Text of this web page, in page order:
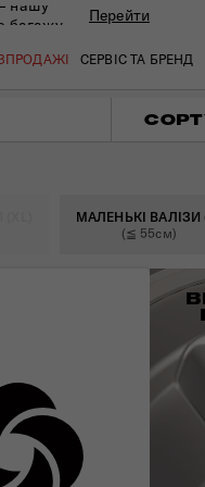
нашу
багажу
Перейти
СЕРВІС ТА БРЕНД
ЦЕНТР В
МАЛЕНЬКІ ВАЛІЗИ
(≦ 55см)